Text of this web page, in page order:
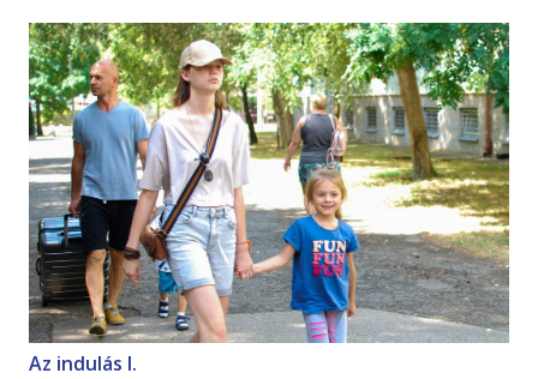
Az indulás I.